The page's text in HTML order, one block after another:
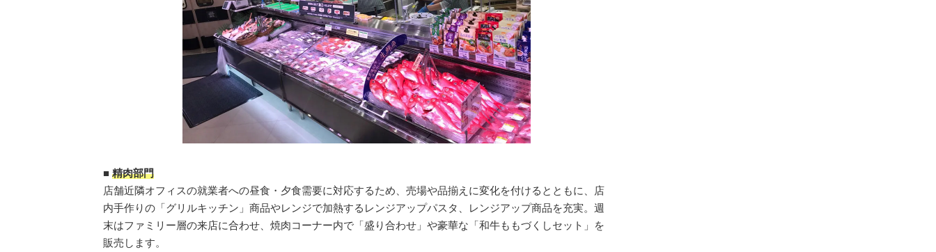
■ 精肉部門
店舗近隣オフィスの就業者への昼食・夕食需要に対応するため、売場や品揃えに変化を付けるとともに、店
内手作りの「グリルキッチン」商品やレンジで加熱するレンジアップパスタ、レンジアップ商品を充実。週
末はファミリー層の来店に合わせ、焼肉コーナー内で「盛り合わせ」や豪華な「和牛ももづくしセット」を
販売します。